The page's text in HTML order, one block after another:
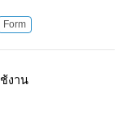
Form
งาน